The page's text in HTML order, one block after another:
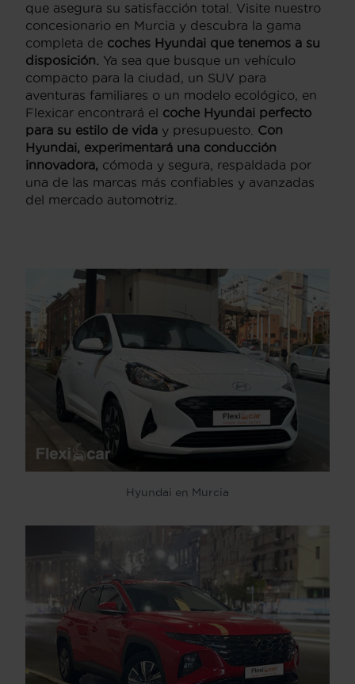
que asegura su satisfacción total. Visite nuestro
concesionario en Murcia y descubra la gama
completa de coches Hyundai que tenemos a su
disposición. Ya sea que busque un vehículo
compacto para la ciudad, un SUV para
aventuras familiares o un modelo ecológico, en
Flexicar encontrará el coche Hyundai perfecto
para su estilo de vida y presupuesto. Con
Hyundai, experimentará una conducción
innovadora, cómoda y segura, respaldada por
una de las marcas más confiables y avanzadas
del mercado automotriz.
Hyundai en Murcia